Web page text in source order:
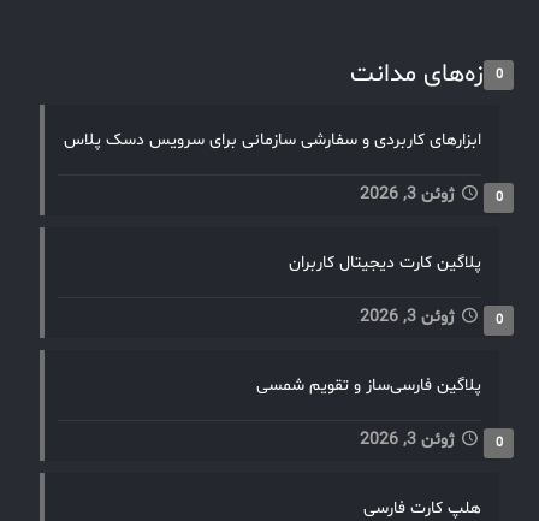
تازه‌های مدانت0
ابزارهای کاربردی و سفارشی سازمانی برای سرویس دسک پلاس
ژوئن 3, 2026 0
پلاگین کارت دیجیتال کاربران
ژوئن 3, 2026 0
پلاگین فارسی‌ساز و تقویم شمسی
ژوئن 3, 2026 0
هلپ کارت فارسی